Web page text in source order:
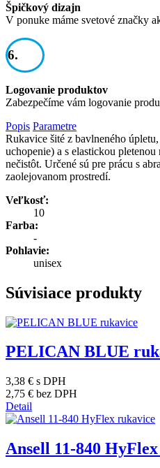
Špičkový dizajn
V ponuke máme svetové značky
6.
Logovanie produktov
Zabezpečíme vám logovanie
Popis Parametre
Rukavice šité z bavlneného
uchopenie) a s elastickou
nečistôt. Určené sú pre prácu s
zaolejovanom prostredí.
Veľkosť:
10
Farba:
-
Pohlavie:
unisex
Súvisiace produkty
PELICAN BLUE
3,38 € s DPH
2,75 € bez DPH
Detail
Ansell 11-840